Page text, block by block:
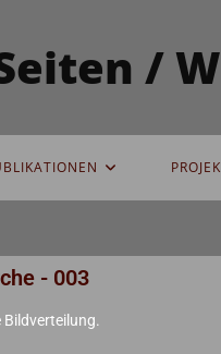
/
- 003
Bildverteilung.